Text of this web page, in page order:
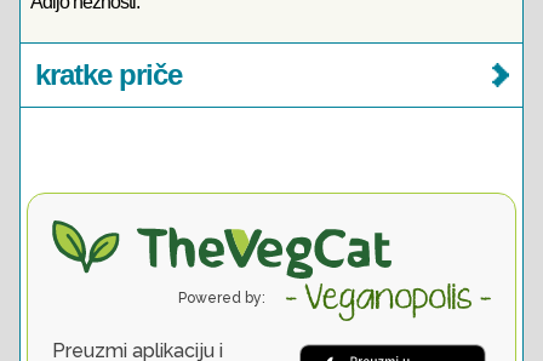
kratke priče